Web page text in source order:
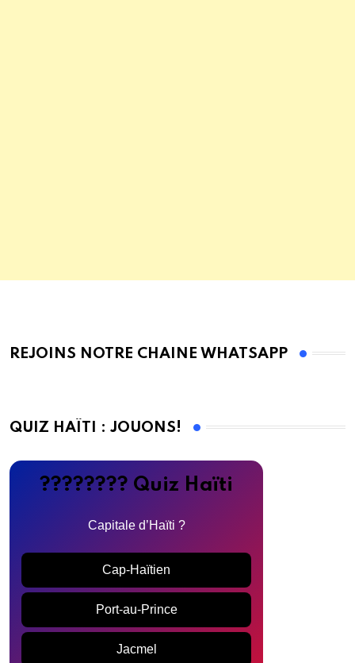
REJOINS NOTRE CHAINE WHATSAPP
QUIZ HAÏTI : JOUONS!
???????? Quiz Haïti
Capitale d’Haïti ?
Cap-Haïtien
Port-au-Prince
Jacmel